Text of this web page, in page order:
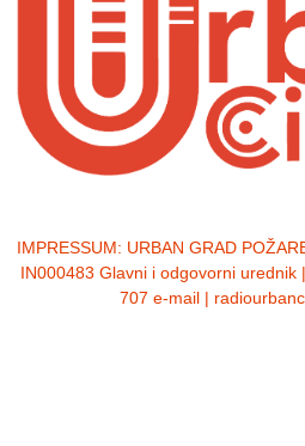
IMPRESSUM: URBAN GRAD
IN000483 Glavni i odgovorni urednik
707 e-mail |